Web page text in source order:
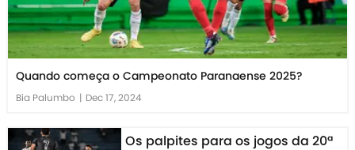
Quando começa o Campeonato Paranaense 2025?
Bia Palumbo | Dec 17, 2024
Os palpites para os jogos da 20ª